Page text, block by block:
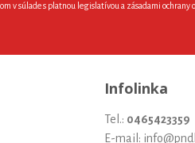
v súlade s platnou legislatívou a zásadami
Infolinka
Tel.: 0465423359
E-mail: